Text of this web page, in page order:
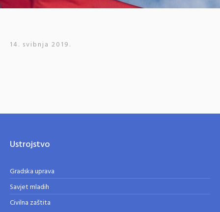
14. svibnja 2019.
Ustrojstvo
Gradska uprava
Savjet mladih
Civilna zaštita